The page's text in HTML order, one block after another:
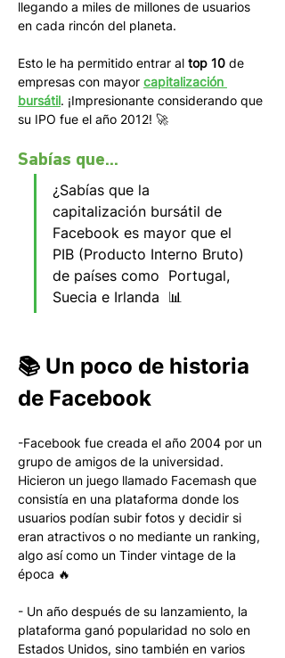
llegando a miles de millones de usuarios
en cada rincón del planeta.
Esto le ha permitido entrar al top 10 de
empresas con mayor capitalización
bursátil. ¡Impresionante considerando que
su IPO fue el año 2012! 🚀
Sabías que...
¿Sabías que la
capitalización bursátil de
Facebook es mayor que el
PIB (Producto Interno Bruto)
de países como  Portugal,
Suecia e Irlanda  📊
📚 Un poco de historia
de Facebook
-Facebook fue creada el año 2004 por un
grupo de amigos de la universidad.
Hicieron un juego llamado Facemash que
consistía en una plataforma donde los
usuarios podían subir fotos y decidir si
eran atractivos o no mediante un ranking,
algo así como un Tinder vintage de la
época 🔥
- Un año después de su lanzamiento, la
plataforma ganó popularidad no solo en
Estados Unidos, sino también en varios